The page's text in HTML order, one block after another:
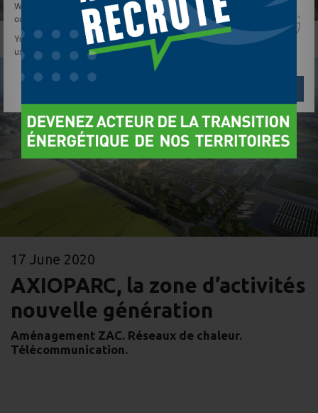
17 June 2020
AXIOPARC, la zone d’activités
nouvelle génération
Aménagement ZAC. Réseaux de chaleur.
Télécommunication.
We use cookies to give you the best experience on
our site.
You can find out more about which cookies we are
using or switch them off insettings.